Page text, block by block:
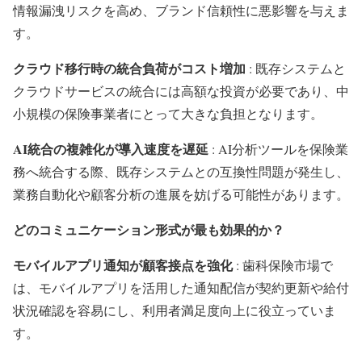
情報漏洩リスクを高め、ブランド信頼性に悪影響を与えま
す。
クラウド移行時の統合負荷がコスト増加 : 既存システムと
クラウドサービスの統合には高額な投資が必要であり、中
小規模の保険事業者にとって大きな負担となります。
AI統合の複雑化が導入速度を遅延 : AI分析ツールを保険業
務へ統合する際、既存システムとの互換性問題が発生し、
業務自動化や顧客分析の進展を妨げる可能性があります。
どのコミュニケーション形式が最も効果的か？
モバイルアプリ通知が顧客接点を強化: 歯科保険市場で
は、モバイルアプリを活用した通知配信が契約更新や給付
状況確認を容易にし、利用者満足度向上に役立っていま
す。